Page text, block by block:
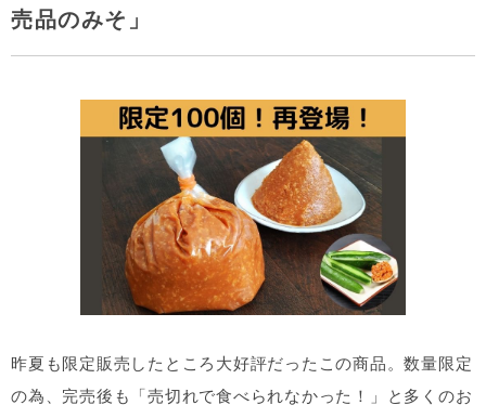
売品のみそ」
昨夏も限定販売したところ大好評だったこの商品。数量限定
の為、完売後も「売切れで食べられなかった！」と多くのお